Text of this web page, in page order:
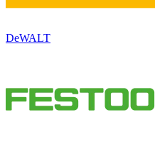
DeWALT